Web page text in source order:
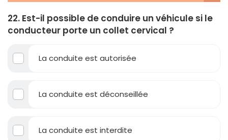
22. Est-il possible de conduire un véhicule si le
conducteur porte un collet cervical ?
La conduite est autorisée
La conduite est déconseillée
La conduite est interdite